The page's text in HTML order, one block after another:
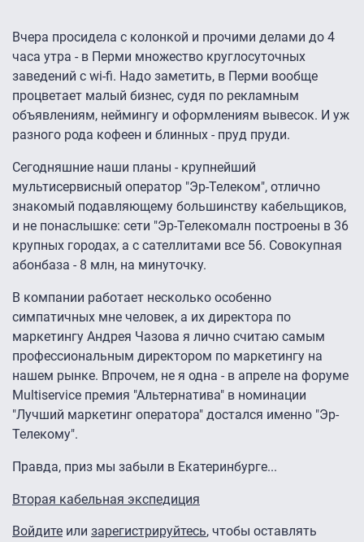
Вчера просидела с колонкой и прочими делами до 4
часа утра - в Перми множество круглосуточных
заведений с wi-fi. Надо заметить, в Перми вообще
процветает малый бизнес, судя по рекламным
объявлениям, неймингу и оформлениям вывесок. И уж
разного рода кофеен и блинных - пруд пруди.
Сегодняшние наши планы - крупнейший
мультисервисный оператор "Эр-Телеком", отлично
знакомый подавляющему большинству кабельщиков,
и не понаслышке: сети "Эр-Телекомалн построены в 36
крупных городах, а с сателлитами все 56. Совокупная
абонбаза - 8 млн, на минуточку.
В компании работает несколько особенно
симпатичных мне человек, а их директора по
маркетингу Андрея Чазова я лично считаю самым
профессиональным директором по маркетингу на
нашем рынке. Впрочем, не я одна - в апреле на форуме
Multiservice премия "Альтернатива" в номинации
"Лучший маркетинг оператора" достался именно "Эр-
Телекому".
Правда, приз мы забыли в Екатеринбурге...
Вторая кабельная экспедиция
Войдите или зарегистрируйтесь, чтобы оставлять